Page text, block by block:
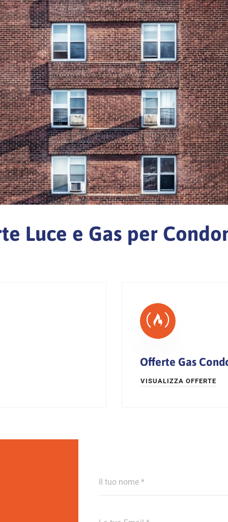
Luce e Gas per
Offerte Gas
VISUALIZZA OFFERTE